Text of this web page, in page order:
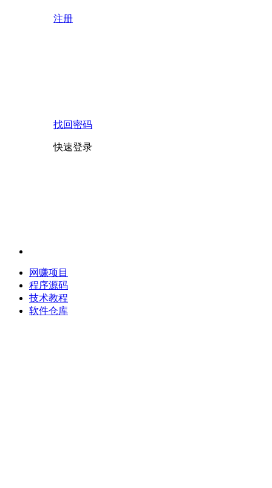
注册
找回密码
快速登录
网赚项目
程序源码
技术教程
软件仓库